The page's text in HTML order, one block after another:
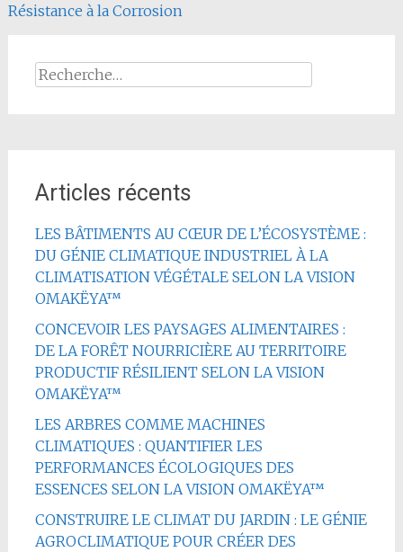
Résistance à la Corrosion
Rechercher :
Articles récents
LES BÂTIMENTS AU CŒUR DE L’ÉCOSYSTÈME :
DU GÉNIE CLIMATIQUE INDUSTRIEL À LA
CLIMATISATION VÉGÉTALE SELON LA VISION
OMAKËYA™
CONCEVOIR LES PAYSAGES ALIMENTAIRES :
DE LA FORÊT NOURRICIÈRE AU TERRITOIRE
PRODUCTIF RÉSILIENT SELON LA VISION
OMAKËYA™
LES ARBRES COMME MACHINES
CLIMATIQUES : QUANTIFIER LES
PERFORMANCES ÉCOLOGIQUES DES
ESSENCES SELON LA VISION OMAKËYA™
CONSTRUIRE LE CLIMAT DU JARDIN : LE GÉNIE
AGROCLIMATIQUE POUR CRÉER DES